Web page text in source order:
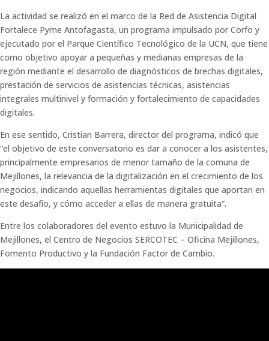
La actividad se realizó en el marco de la Red de Asistencia Digital
Fortalece Pyme Antofagasta, un programa impulsado por Corfo y
ejecutado por el Parque Científico Tecnológico de la UCN, que tiene
como objetivo apoyar a pequeñas y medianas empresas de la
región mediante el desarrollo de diagnósticos de brechas digitales,
prestación de servicios de asistencias técnicas, asistencias
integrales multinivel y formación y fortalecimiento de capacidades
digitales.
En ese sentido, Cristian Barrera, director del programa, indicó que
“el objetivo de este conversatorio es dar a conocer a los asistentes,
principalmente empresarios de menor tamaño de la comuna de
Mejillones, la relevancia de la digitalización en el crecimiento de los
negocios, indicando aquellas herramientas digitales que aportan en
este desafío, y cómo acceder a ellas de manera gratuita”.
Entre los colaboradores del evento estuvo la Municipalidad de
Mejillones, el Centro de Negocios SERCOTEC – Oficina Mejillones,
Fomento Productivo y la Fundación Factor de Cambio.